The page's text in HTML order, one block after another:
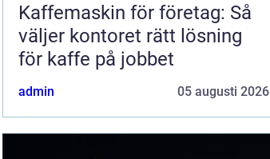
Kaffemaskin för företag: Så
väljer kontoret rätt lösning
för kaffe på jobbet
admin 05 augusti 2026